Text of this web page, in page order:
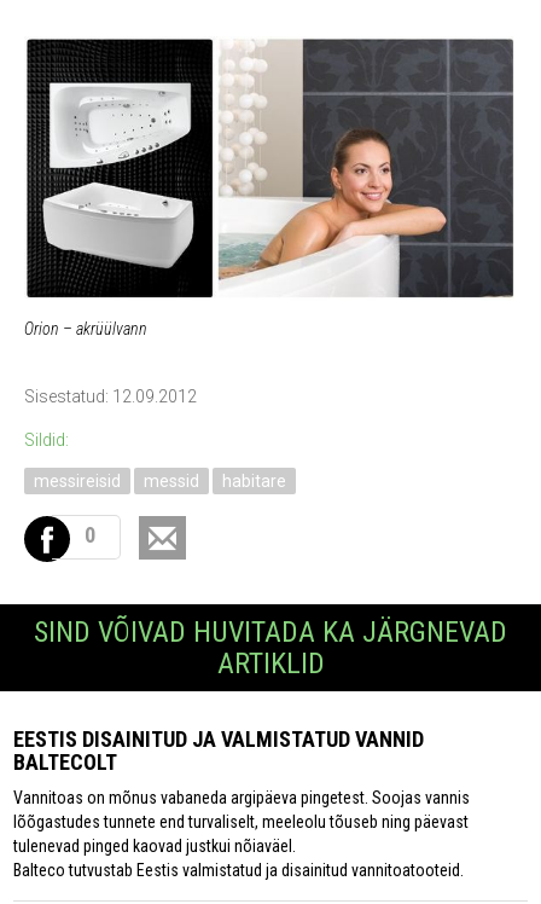
Orion – akrüülvann
Sisestatud: 12.09.2012
Sildid:
messireisid messid habitare
0
SIND VÕIVAD HUVITADA KA JÄRGNEVAD
ARTIKLID
EESTIS DISAINITUD JA VALMISTATUD VANNID
BALTECOLT
Vannitoas on mõnus vabaneda argipäeva pingetest. Soojas vannis
lõõgastudes tunnete end turvaliselt, meeleolu tõuseb ning päevast
tulenevad pinged kaovad justkui nõiaväel.
Balteco tutvustab Eestis valmistatud ja disainitud vannitoatooteid.